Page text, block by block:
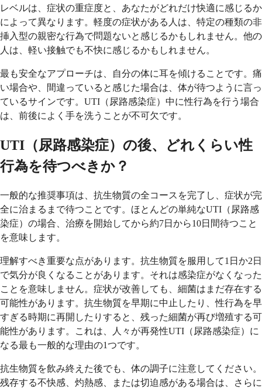
レベルは、症状の重症度と、あなたがどれだけ快適に感じるか
によって異なります。軽度の症状がある人は、特定の種類の非
挿入型の親密な行為で問題ないと感じるかもしれません。他の
人は、軽い接触でも不快に感じるかもしれません。
最も安全なアプローチは、自分の体に耳を傾けることです。痛
い場合や、間違っていると感じた場合は、体が待つように言っ
ているサインです。UTI（尿路感染症）中に性行為を行う場合
は、前後によく手を洗うことが不可欠です。
UTI（尿路感染症）の後、どれくらい性
行為を待つべきか？
一般的な推奨事項は、抗生物質の全コースを完了し、症状が完
全に治まるまで待つことです。ほとんどの単純なUTI（尿路感
染症）の場合、治療を開始してから約7日から10日間待つこと
を意味します。
理解すべき重要な点があります。抗生物質を服用して1日か2日
で気分が良くなることがあります。それは感染症がなくなった
ことを意味しません。症状が改善しても、細菌はまだ存在する
可能性があります。抗生物質を早期に中止したり、性行為を早
すぎる時期に再開したりすると、残った細菌が再び増殖する可
能性があります。これは、人々が再発性UTI（尿路感染症）に
なる最も一般的な理由の1つです。
抗生物質を飲み終えた後でも、体の調子に注意してください。
残存する不快感、灼熱感、または切迫感がある場合は、さらに